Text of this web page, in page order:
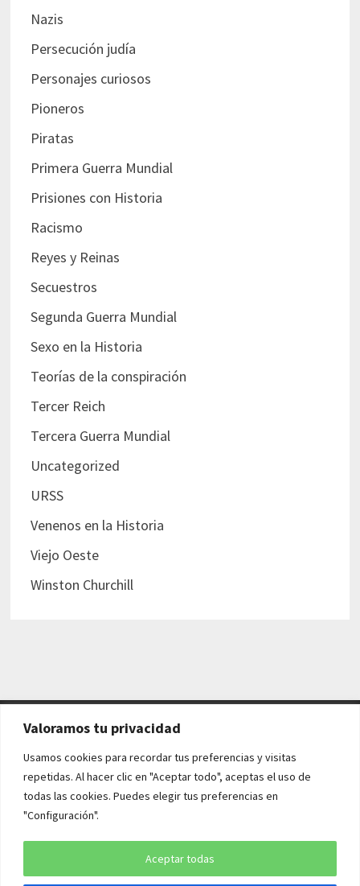
Valoramos tu privacidad
Usamos cookies para recordar tus preferencias y visitas
repetidas. Al hacer clic en "Aceptar todo", aceptas el uso de
todas las cookies. Puedes elegir tus preferencias en
"Configuración".
Aceptar todas
Nazis
Persecución judía
Personajes curiosos
Pioneros
Piratas
Primera Guerra Mundial
Prisiones con Historia
Racismo
Reyes y Reinas
Secuestros
Segunda Guerra Mundial
Sexo en la Historia
Teorías de la conspiración
Tercer Reich
Tercera Guerra Mundial
Uncategorized
URSS
Venenos en la Historia
Viejo Oeste
Winston Churchill
AVISO LEGAL Y POLÍTICAS
Aviso legal
Política de cookies